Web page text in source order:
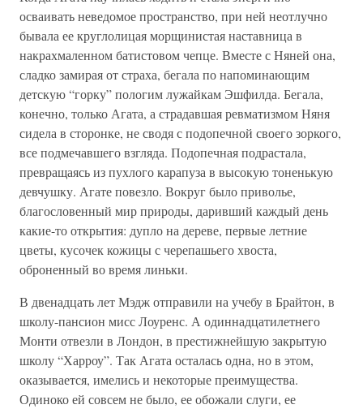
осваивать неведомое пространство, при ней неотлучно
бывала ее круглолицая морщинистая наставница в
накрахмаленном батистовом чепце. Вместе с Няней она,
сладко замирая от страха, бегала по напоминающим
детскую “горку” пологим лужайкам Эшфилда. Бегала,
конечно, только Агата, а страдавшая ревматизмом Няня
сидела в сторонке, не сводя с подопечной своего зоркого,
все подмечавшего взгляда. Подопечная подрастала,
превращаясь из пухлого карапуза в высокую тоненькую
девчушку. Агате повезло. Вокруг было приволье,
благословенный мир природы, даривший каждый день
какие-то открытия: дупло на дереве, первые летние
цветы, кусочек кожицы с черепашьего хвоста,
оброненный во время линьки.
В двенадцать лет Мэдж отправили на учебу в Брайтон, в
школу-пансион мисс Лоуренс. А одиннадцатилетнего
Монти отвезли в Лондон, в престижнейшую закрытую
школу “Харроу”. Так Агата осталась одна, но в этом,
оказывается, имелись и некоторые преимущества.
Одиноко ей совсем не было, ее обожали слуги, ее